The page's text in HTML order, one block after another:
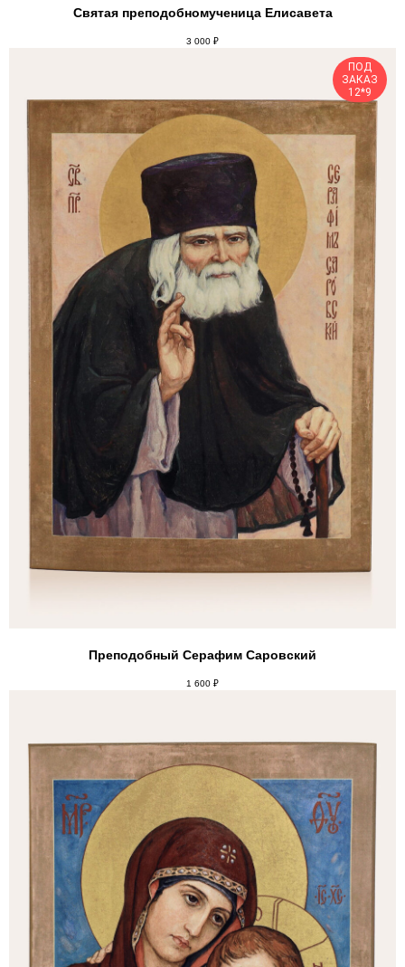
Святая преподобномученица Елисавета
3 000 ₽
ПОД
ЗАКАЗ
12*9
Преподобный Серафим Саровский
1 600 ₽